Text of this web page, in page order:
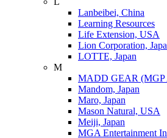
Lanbeibei, China
Learning Resources
Life Extension, USA
Lion Corporation,
LOTTE, Japan
M
MADD GEAR (MGP
Mandom, Japan
Maro, Japan
Mason Natural, USA
Meiji, Japan
MGA Entertainment